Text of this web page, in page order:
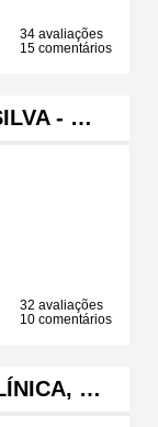
34 avaliações
15 comentários
- …
32 avaliações
10 comentários
…